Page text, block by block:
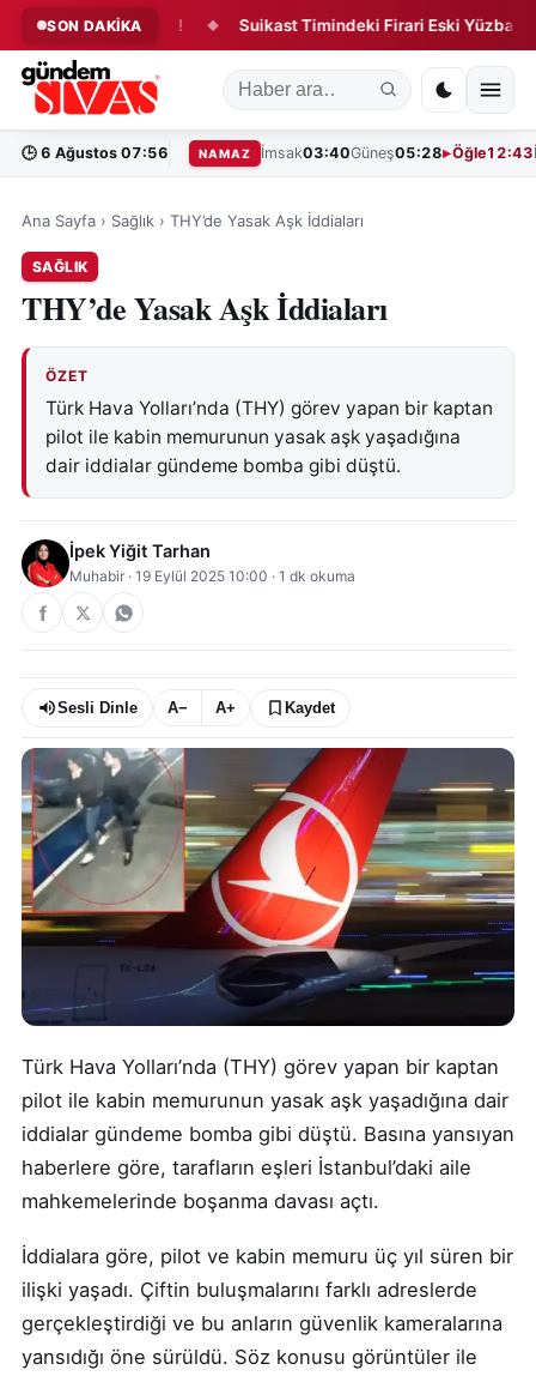
SON DAKİKA
Yeni Dönem! ◆ Suikast Timindeki Firari Eski Yüzbaşı
🕒 6 Ağustos 07:56 NAMAZ İmsak03:40Güneş05:28 Öğle12:43
Ana Sayfa › Sağlık › THY’de Yasak Aşk İddiaları
SAĞLIK
THY’de Yasak Aşk İddiaları
ÖZET
Türk Hava Yolları’nda (THY) görev yapan bir kaptan
pilot ile kabin memurunun yasak aşk yaşadığına
dair iddialar gündeme bomba gibi düştü.
İpek Yiğit Tarhan
Muhabir · 19 Eylül 2025 10:00 · 1 dk okuma
Sesli Dinle A− A+ Kaydet
Türk Hava Yolları’nda (THY) görev yapan bir kaptan
pilot ile kabin memurunun yasak aşk yaşadığına dair
iddialar gündeme bomba gibi düştü. Basına yansıyan
haberlere göre, tarafların eşleri İstanbul’daki aile
mahkemelerinde boşanma davası açtı.
İddialara göre, pilot ve kabin memuru üç yıl süren bir
ilişki yaşadı. Çiftin buluşmalarını farklı adreslerde
gerçekleştirdiği ve bu anların güvenlik kameralarına
yansıdığı öne sürüldü. Söz konusu görüntüler ile